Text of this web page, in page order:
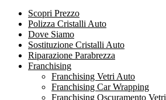
Scopri Prezzo
Polizza Cristalli Auto
Dove Siamo
Sostituzione Cristalli Auto
Riparazione Parabrezza
Franchising
Franchising Vetri Auto
Franchising Car Wrapping
Franchising Oscuramento Vetri